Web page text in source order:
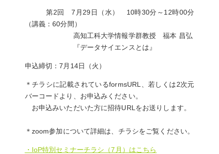
第2回 7月29日（水） 10時30分～12時00分
（講義：60分間）
高知工科大学情報学群教授 福本 昌弘
『データサイエンスとは』
申込締切：7月14日（火）
＊チラシに記載されているformsURL、若しくは2次元
バーコードより、お申込みください。
お申込みいただいた方に招待URLをお送りします。
＊zoom参加について詳細は、チラシをご覧ください。
・IoP特別セミナーチラシ（7月）はこちら